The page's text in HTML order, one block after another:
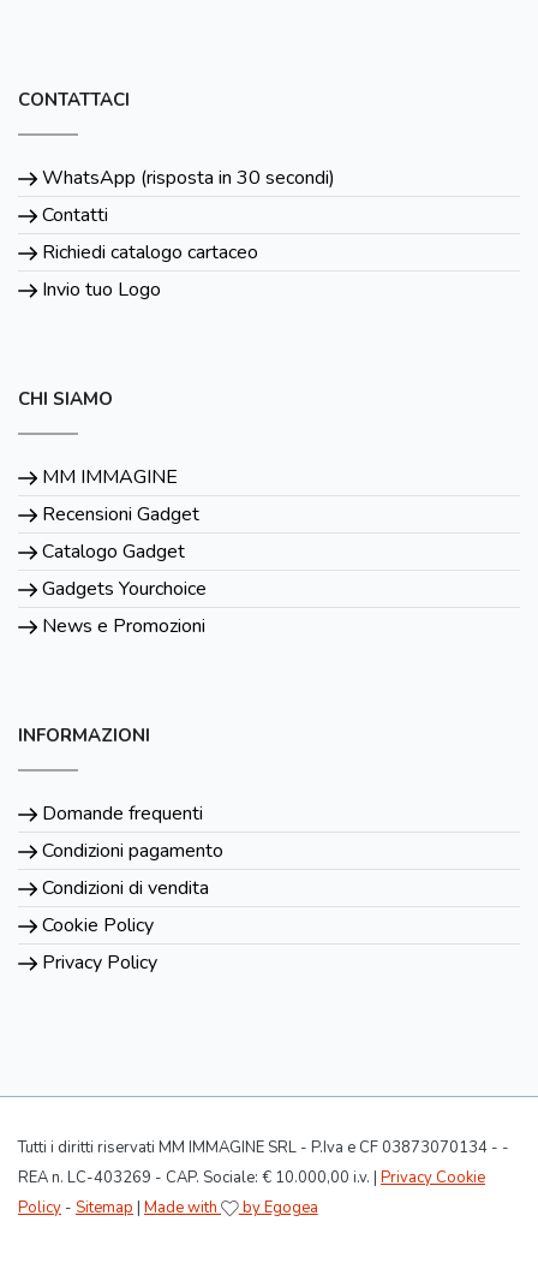
CONTATTACI
WhatsApp (risposta in 30 secondi)
Contatti
Richiedi catalogo cartaceo
Invio tuo Logo
CHI SIAMO
MM IMMAGINE
Recensioni Gadget
Catalogo Gadget
Gadgets Yourchoice
News e Promozioni
INFORMAZIONI
Domande frequenti
Condizioni pagamento
Condizioni di vendita
Cookie Policy
Privacy Policy
Tutti i diritti riservati MM IMMAGINE SRL - P.Iva e CF 03873070134 - -
REA n. LC-403269 - CAP. Sociale: € 10.000,00 i.v. | Privacy Cookie
Policy - Sitemap | Made with by Egogea